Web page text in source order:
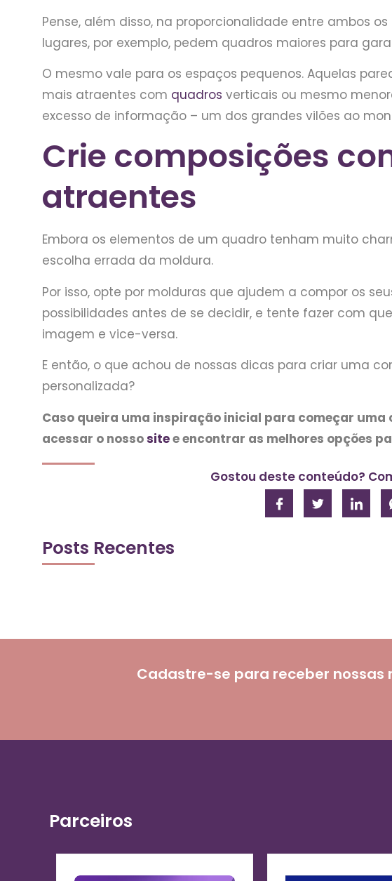
Pense, além disso, na proporcionalidade entre ambos
lugares, por exemplo, pedem quadros maiores para
O mesmo vale para os espaços pequenos. Aquelas
mais atraentes com quadros verticais ou mesmo
excesso de informação – um dos grandes vilões ao
Crie composições
atraentes
Embora os elementos de um quadro tenham muito
escolha errada da moldura.
Por isso, opte por molduras que ajudem a compor os
possibilidades antes de se decidir, e tente fazer com
imagem e vice-versa.
E então, o que achou de nossas dicas para criar uma
personalizada?
Caso queira uma inspiração inicial para começar
acessar o nossositee encontrar as melhores opções
Gostou deste conteúdo?
Posts Recentes
Cadastre-se para receber nossas
Parceiros